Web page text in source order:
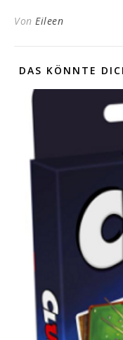
Von Eileen
DAS KÖNNTE